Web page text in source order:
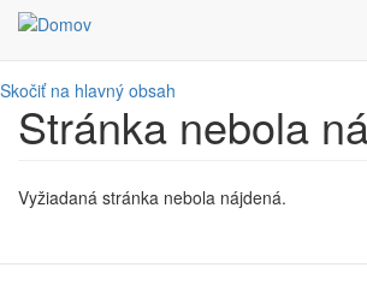
Skočiť na hlavný obsah
Stránka nebola
Vyžiadaná stránka nebola nájdená.